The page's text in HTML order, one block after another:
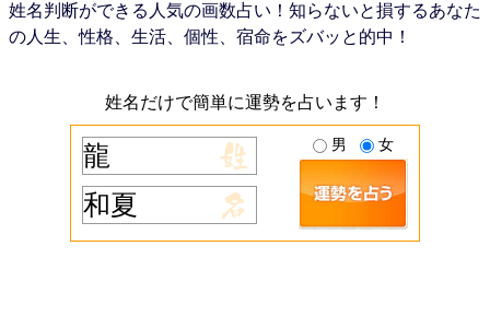
姓名判断ができる人気の画数占い！知らないと損するあなた
の人生、性格、生活、個性、宿命をズバッと的中！
姓名だけで簡単に運勢を占います！
男 女